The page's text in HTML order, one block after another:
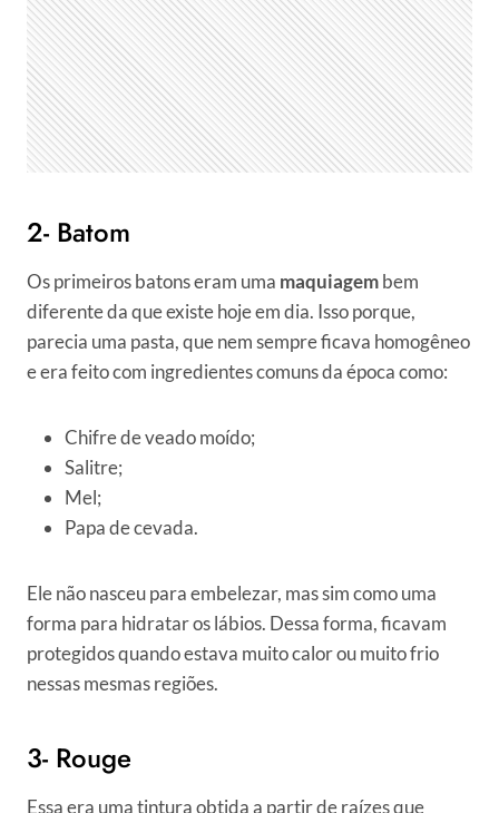
2- Batom
Os primeiros batons eram uma maquiagembem
diferente da que existe hoje em dia. Isso porque,
parecia uma pasta, que nem sempre ficava homogêneo
e era feito com ingredientes comuns da época como:
Chifre de veado moído;
Salitre;
Mel;
Papa de cevada.
Ele não nasceu para embelezar, mas sim como uma
forma para hidratar os lábios. Dessa forma, ficavam
protegidos quando estava muito calor ou muito frio
nessas mesmas regiões.
3- Rouge
Essa era uma tintura obtida a partir de raízes que